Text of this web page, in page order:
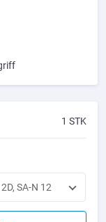
1 STK
SA-N 12